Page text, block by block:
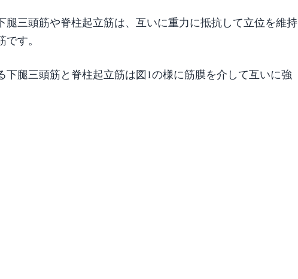
腿三頭筋や脊柱起立筋は、互いに重力に抵抗して立位を維持
す。
下腿三頭筋と脊柱起立筋は図1の様に筋膜を介して互いに強